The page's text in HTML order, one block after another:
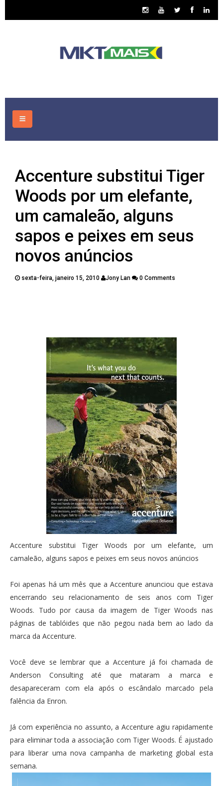
CONSULTORIA
ASSUNTOS
PUBLICAÇÕES
CONTATOS
Accenture substitui Tiger
Woods por um elefante,
um camaleão, alguns
sapos e peixes em seus
novos anúncios
sexta-feira, janeiro 15, 2010 Jony Lan 0 Comments
Accenture substitui Tiger Woods por um elefante, um
camaleão, alguns sapos e peixes em seus novos anúncios
Foi apenas há um mês que a Accenture anunciou que estava
encerrando seu relacionamento de seis anos com Tiger
Woods. Tudo por causa da imagem de Tiger Woods nas
páginas de tablóides que não pegou nada bem ao lado da
marca da Accenture.
Você deve se lembrar que a Accenture já foi chamada de
Anderson Consulting até que mataram a marca e
desapareceram com ela após o escândalo marcado pela
falência da Enron.
Já com experiência no assunto, a Accenture agiu rapidamente
para eliminar toda a associação com Tiger Woods. É ajustado
para liberar uma nova campanha de marketing global esta
semana.